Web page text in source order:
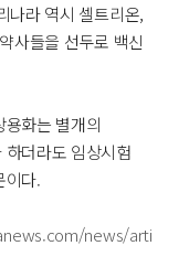
나라 역시 셀트리온,
사들을 선두로 백신
화는 별개의
더라도 임상시험
이다.
news/arti